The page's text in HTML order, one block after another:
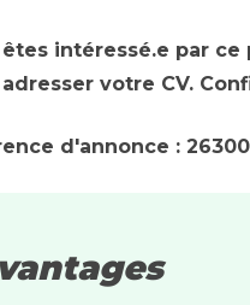
êtes intéressé.e par
votre CV.
d'annonce :